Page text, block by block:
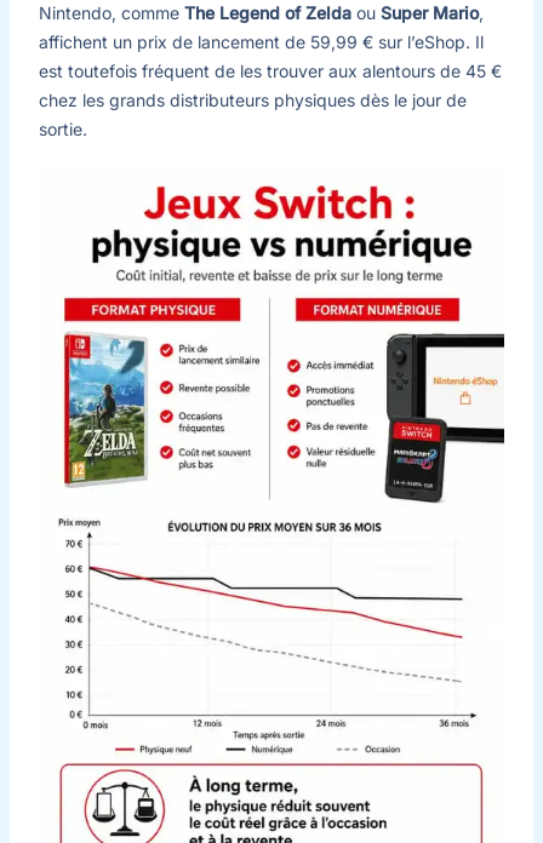
Nintendo, comme The Legend of Zeldaou Super Mario,
affichent un prix de lancement de 59,99 € sur l’eShop. Il
est toutefois fréquent de les trouver aux alentours de 45 €
chez les grands distributeurs physiques dès le jour de
sortie.